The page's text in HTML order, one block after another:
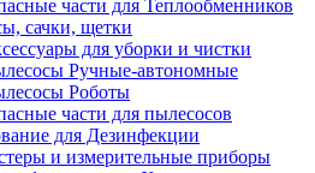
части для Теплообменников
сачки, щетки
для уборки и чистки
Ручные-автономные
Роботы
части для пылесосов
для Дезинфекции
и измерительные приборы